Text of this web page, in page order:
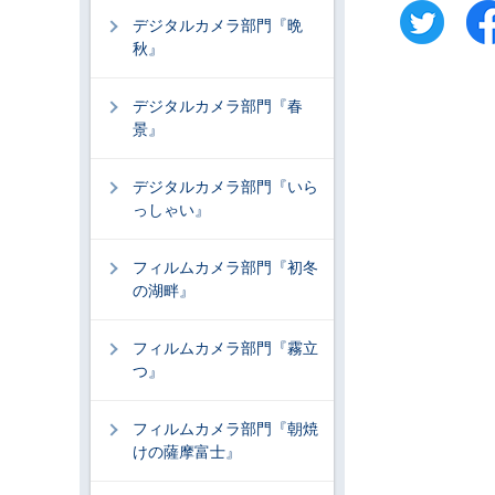
デジタルカメラ部門『晩
秋』
デジタルカメラ部門『春
景』
デジタルカメラ部門『いら
っしゃい』
フィルムカメラ部門『初冬
の湖畔』
フィルムカメラ部門『霧立
つ』
フィルムカメラ部門『朝焼
けの薩摩富士』